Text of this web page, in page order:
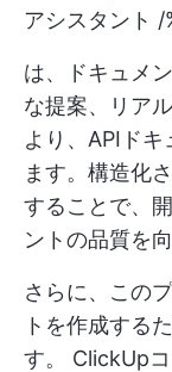
アシスタント
は、ドキュメ
な提案、リア
より、APIド
ます。構造化
することで、
ントの品質を
さらに、この
トを作成する
す。 ClickUp